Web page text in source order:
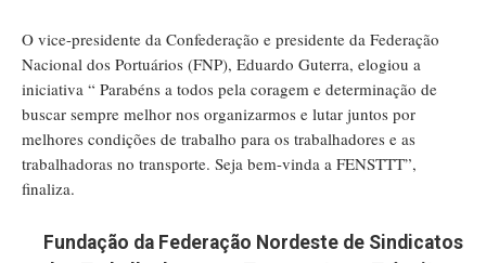
O vice-presidente da Confederação e presidente da Federação
Nacional dos Portuários (FNP), Eduardo Guterra, elogiou a
iniciativa “ Parabéns a todos pela coragem e determinação de
buscar sempre melhor nos organizarmos e lutar juntos por
melhores condições de trabalho para os trabalhadores e as
trabalhadoras no transporte. Seja bem-vinda a FENSTTT”,
finaliza.
Fundação da Federação Nordeste de Sindicatos